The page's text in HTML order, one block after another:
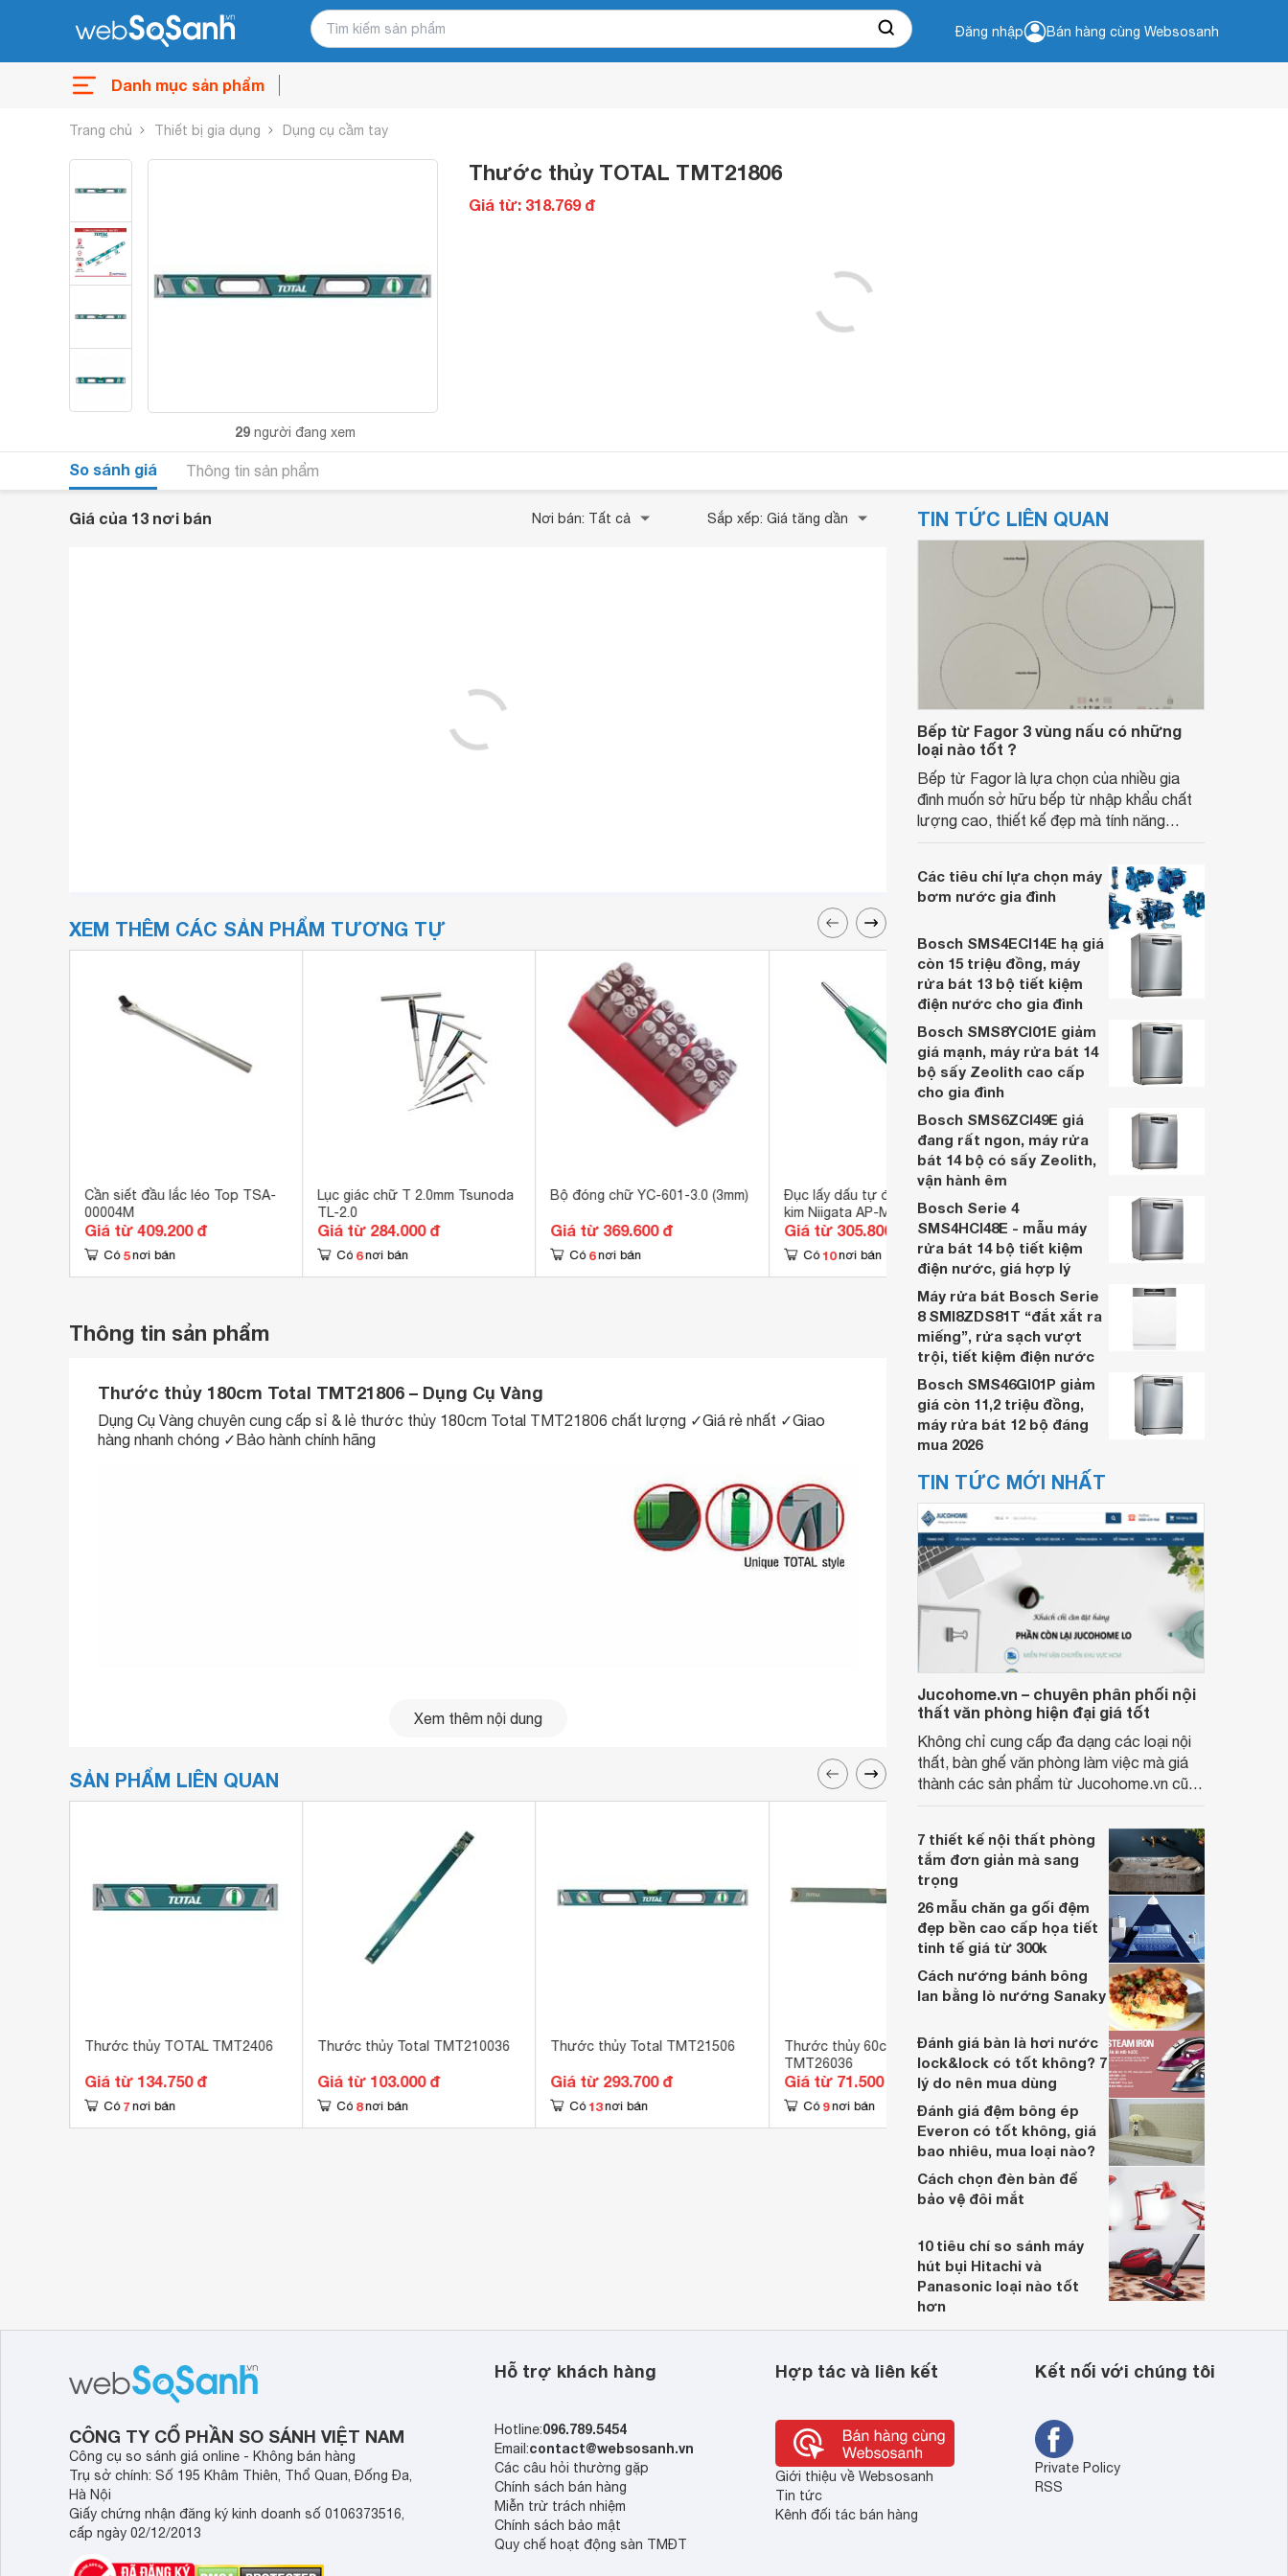
Đăng nhập Bán hàng cùng Websosanh
Danh mục sản phẩm
Trang chủ Thiết bị gia dụng Dụng cụ cầm tay
29 người đang xem
Thước thủy TOTAL TMT21806
Giá từ: 318.769 đ
So sánh giá Thông tin sản phẩm
Giá của 13 nơi bán Nơi bán: Tất cả Sắp xếp: Giá tăng dần
XEM THÊM CÁC SẢN PHẨM TƯƠNG TỰ
Cần siết đầu lắc léo Top TSA-
00004M
Giá từ 409.200 đ
Có 5 nơi bán
Lục giác chữ T 2.0mm Tsunoda
TL-2.0
Giá từ 284.000 đ
Có 6 nơi bán
Bộ đóng chữ YC-601-3.0 (3mm)
Giá từ 369.600 đ
Có 6 nơi bán
Đục lấy dấu tự động đầu hợp
kim Niigata AP-M
Giá từ 305.800 đ
Có 10 nơi bán
Thước thuỷ Stanley
STHT42076-8
Giá từ 381.700 đ
Có 20 nơi bán
Thông tin sản phẩm
Thước thủy 180cm Total TMT21806 – Dụng Cụ Vàng
Dụng Cụ Vàng chuyên cung cấp sỉ & lẻ thước thủy 180cm Total TMT21806 chất lượng ✓Giá rẻ nhất ✓Giao
hàng nhanh chóng ✓Bảo hành chính hãng
đã và đang từng bước chinh phục được hàng ngàn khách hàng khắp trên khắp cả nước.
Xem thêm nội dung
SẢN PHẨM LIÊN QUAN
Thước thủy TOTAL TMT2406
Giá từ 134.750 đ
Có 7 nơi bán
Thước thủy Total TMT210036
Giá từ 103.000 đ
Có 8 nơi bán
Thước thủy Total TMT21506
Giá từ 293.700 đ
Có 13 nơi bán
Thước thủy 60cm Total
TMT26036
Giá từ 71.500 đ
Có 9 nơi bán
Thước thủy Total TMT24016,
400mm
Giá từ 65.340 đ
Có 10 nơi bán
TIN TỨC LIÊN QUAN
Bếp từ Fagor 3 vùng nấu có những
loại nào tốt ?
Bếp từ Fagor là lựa chọn của nhiều gia
đình muốn sở hữu bếp từ nhập khẩu chất
lượng cao, thiết kế đẹp mà tính năng
Các tiêu chí lựa chọn máy
bơm nước gia đình
Bosch SMS4ECI14E hạ giá
còn 15 triệu đồng, máy
rửa bát 13 bộ tiết kiệm
điện nước cho gia đình
Bosch SMS8YCI01E giảm
giá mạnh, máy rửa bát 14
bộ sấy Zeolith cao cấp
cho gia đình
Bosch SMS6ZCI49E giá
đang rất ngon, máy rửa
bát 14 bộ có sấy Zeolith,
vận hành êm
Bosch Serie 4
SMS4HCI48E - mẫu máy
rửa bát 14 bộ tiết kiệm
điện nước, giá hợp lý
Máy rửa bát Bosch Serie
8 SMI8ZDS81T “đắt xắt ra
miếng”, rửa sạch vượt
trội, tiết kiệm điện nước
Bosch SMS46GI01P giảm
giá còn 11,2 triệu đồng,
máy rửa bát 12 bộ đáng
mua 2026
TIN TỨC MỚI NHẤT
Jucohome.vn – chuyên phân phối nội
thất văn phòng hiện đại giá tốt
Không chỉ cung cấp đa dạng các loại nội
thất, bàn ghế văn phòng làm việc mà giá
thành các sản phẩm từ Jucohome.vn cũng
7 thiết kế nội thất phòng
tắm đơn giản mà sang
trọng
26 mẫu chăn ga gối đệm
đẹp bền cao cấp họa tiết
tinh tế giá từ 300k
Cách nướng bánh bông
lan bằng lò nướng Sanaky
Đánh giá bàn là hơi nước
lock&lock có tốt không? 7
lý do nên mua dùng
Đánh giá đệm bông ép
Everon có tốt không, giá
bao nhiêu, mua loại nào?
Cách chọn đèn bàn để
bảo vệ đôi mắt
10 tiêu chí so sánh máy
hút bụi Hitachi và
Panasonic loại nào tốt
hơn
CÔNG TY CỔ PHẦN SO SÁNH VIỆT NAM
Công cụ so sánh giá online - Không bán hàng
Trụ sở chính: Số 195 Khâm Thiên, Thổ Quan, Đống Đa,
Hà Nội
Giấy chứng nhận đăng ký kinh doanh số 0106373516,
cấp ngày 02/12/2013
Hỗ trợ khách hàng
Hotline:096.789.5454
Email:contact@websosanh.vn
Các câu hỏi thường gặp
Chính sách bán hàng
Miễn trừ trách nhiệm
Chính sách bảo mật
Quy chế hoạt động sàn TMĐT
Hợp tác và liên kết
Giới thiệu về Websosanh
Tin tức
Kênh đối tác bán hàng
Kết nối với chúng tôi
Private Policy
RSS